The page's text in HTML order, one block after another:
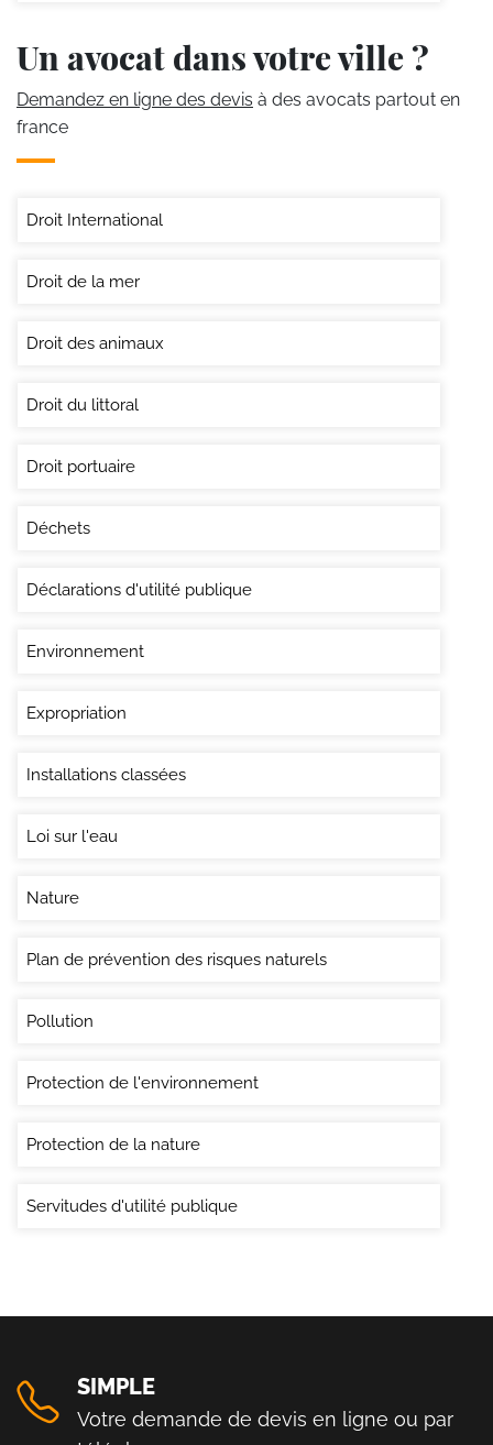
Un avocat dans votre ville ?
Demandez en ligne des devis à des avocats partout en
france
Droit International
Droit de la mer
Droit des animaux
Droit du littoral
Droit portuaire
Déchets
Déclarations d'utilité publique
Environnement
Expropriation
Installations classées
Loi sur l'eau
Nature
Plan de prévention des risques naturels
Pollution
Protection de l'environnement
Protection de la nature
Servitudes d'utilité publique
SIMPLE
Votre demande de devis en ligne ou par